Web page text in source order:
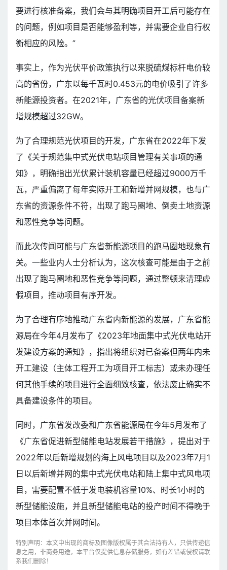
要进行核准备案，我们会与其明确项目开工后可能存在
的问题，例如项目是否能够盈利等，并需要企业自行权
衡相应的风险。”
事实上，作为光伏平价政策执行以来脱硫煤标杆电价较
高的省份，广东以每千瓦时0.453元的电价吸引了许多
新能源投资者。在2021年，广东省的光伏项目备案新
增规模超过32GW。
为了合理规范光伏项目的开发，广东省在2022年下发
了《关于规范集中式光伏电站项目管理有关事项的通
知》，明确指出光伏累计装机容量已经超过9000万千
瓦，严重偏离了每年实际开工和新增并网规模，也与广
东省的资源条件不符，出现了跑马圈地、倒卖土地资源
和恶性竞争等问题。
而此次传闻可能与广东省新能源项目的跑马圈地现象有
关。一些业内人士分析认为，这次核查可能是由于之前
出现了跑马圈地和恶性竞争等问题，通过整顿来清理虚
假项目，推动项目有序开发。
为了合理有序地推动广东省内新能源的发展，广东省能
源局在今年4月发布了《2023年地面集中式光伏电站开
发建设方案的通知》，指出将组织对已备案但两年内未
开工建设（主体工程开工为项目开工标志）或未办理任
何其他手续的项目进行全面细致核查，依法废止确实不
具备建设条件的项目。
同时，广东省发改委和广东省能源局在今年5月发布了
《广东省促进新型储能电站发展若干措施》，提出对于
2022年以后新增规划的海上风电项目以及2023年7月1
日以后新增并网的集中式光伏电站和陆上集中式风电项
目，需要配置不低于发电装机容量10%、时长1小时的
新型储能设施，并且新型储能电站的投产时间不得晚于
项目本体首次并网时间。
特别声明：本文中出现的商标及图像版权属于其合法持有人，只供传递信
息之用，非商务用途，本平台仅提供信息存储服务，如有差错或侵权请联
系我们删除！